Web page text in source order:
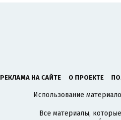
РЕКЛАМА НА САЙТЕ О ПРОЕКТЕ
Использование
Все материалы,